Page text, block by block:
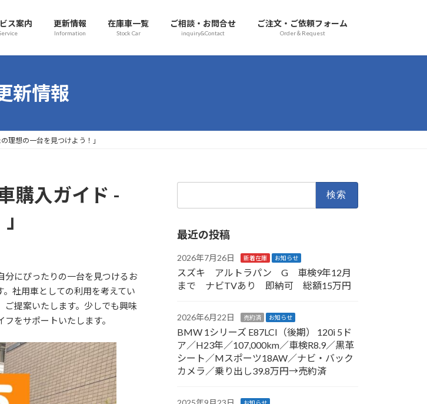
ス案内 更新情報
Information
在庫車一覧
Stock Car
ご相談・お問合せ
inquiry&Contact
ご注文・ご依頼フォーム
Order＆Request
新情報
理想の一台を見つけよう！」
購入ガイド -
分にぴったりの一台を見つけるお
社用車としての利用を考えてい
提案いたします。少しでも興味
をサポートいたします。
最近の投稿
2026年7月26日 新着在庫 お知らせ
スズキ アルトラパン G 車検9年12月
まで ナビTVあり 即納可 総額15万円
2026年6月22日 売約済 お知らせ
BMW 1シリーズ E87LCI（後期） 120i 5ド
ア／H23年／107,000km／車検R8.9／黒革
シート／Mスポーツ18AW／ナビ・バック
カメラ／乗り出し39.8万円→売約済